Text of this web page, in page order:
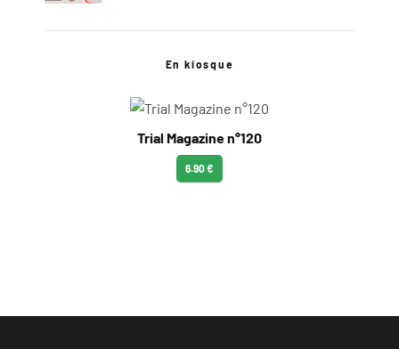
En kiosque
Trial Magazine n°120
6.90 €